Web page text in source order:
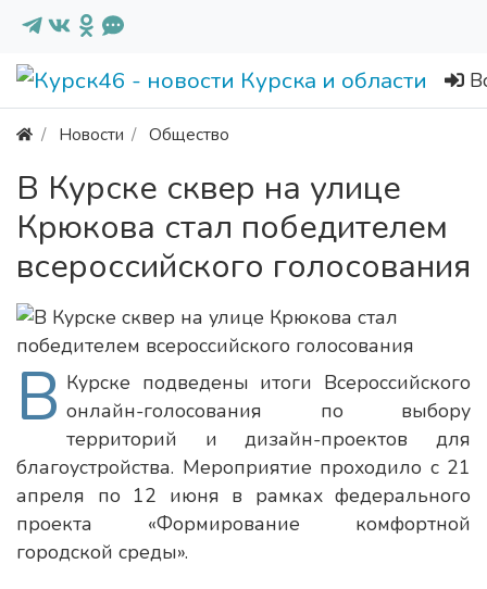
Новости Общество
В Курске сквер на улице
Крюкова стал победителем
всероссийского голосования
В Курске подведены итоги Всероссийского
онлайн-голосования по выбору
территорий и дизайн-проектов для
благоустройства. Мероприятие проходило с 21
апреля по 12 июня в рамках федерального
проекта «Формирование комфортной
городской среды».